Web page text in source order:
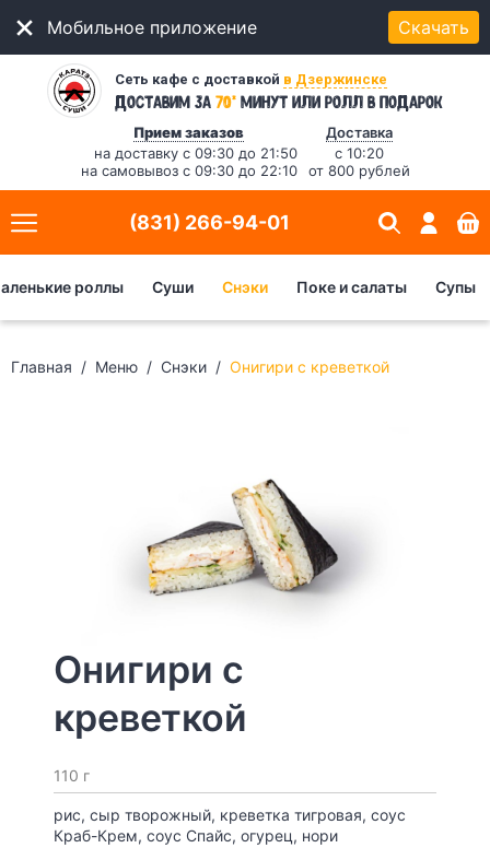
Мобильное приложение Скачать
Сеть кафе с доставкой в Дзержинске
Доставим за70* минутили ролл в подарок
Прием заказов
на доставку с 09:30 до 21:50
на самовывоз с 09:30 до 22:10
Доставка
с 10:20
от 800 рублей
(831) 266-94-01
роллы Суши Снэки Поке и салаты Супы
Главная Меню Снэки Онигири с креветкой
Онигири с
креветкой
110 г
рис, сыр творожный, креветка тигровая, соус
Краб-Крем, соус Спайс, огурец, нори